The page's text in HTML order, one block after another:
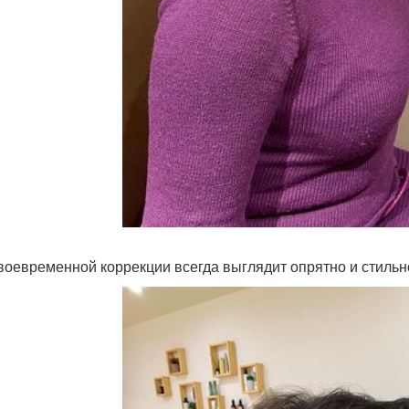
коррекции всегда выглядит опрятно и